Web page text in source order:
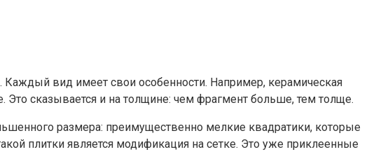
вид имеет свои особенности. Например, керамическая
сказывается и на толщине: чем фрагмент больше, тем толще.
размера: преимущественно мелкие квадратики, которые
плитки является модификация на сетке. Это уже приклеенные